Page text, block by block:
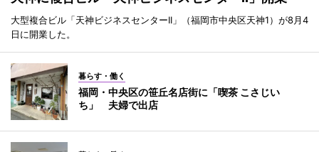
大型複合ビル「天神ビジネスセンターII」（福岡市中央区天神1）が8月4
日に開業した。
暮らす・働く
福岡・中央区の笹丘名店街に「喫茶 こさじい
ち」 夫婦で出店